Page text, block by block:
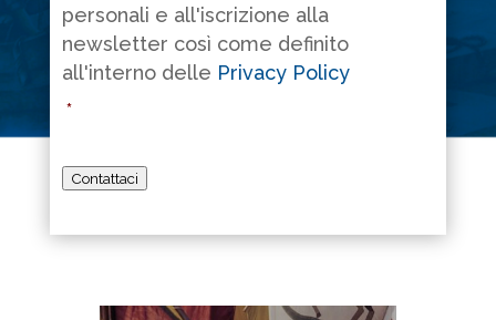
personali e all'iscrizione alla
newsletter così come definito
all'interno delle Privacy Policy
*
Contattaci